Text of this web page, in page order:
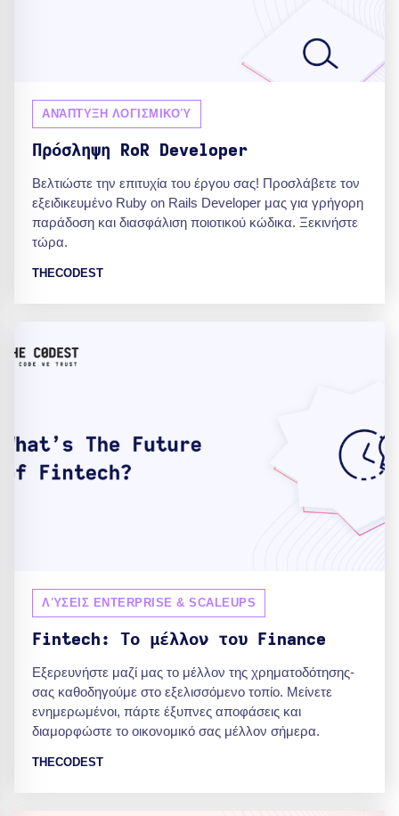
ΑΝΆΠΤΥΞΗ ΛΟΓΙΣΜΙΚΟΎ
Πρόσληψη RoR Developer
Βελτιώστε την επιτυχία του έργου σας! Προσλάβετε τον
εξειδικευμένο Ruby on Rails Developer μας για γρήγορη
παράδοση και διασφάλιση ποιοτικού κώδικα. Ξεκινήστε
τώρα.
THECODEST
ΛΎΣΕΙΣ ENTERPRISE & SCALEUPS
Fintech: Το μέλλον του Finance
Εξερευνήστε μαζί μας το μέλλον της χρηματοδότησης-
σας καθοδηγούμε στο εξελισσόμενο τοπίο. Μείνετε
ενημερωμένοι, πάρτε έξυπνες αποφάσεις και
διαμορφώστε το οικονομικό σας μέλλον σήμερα.
THECODEST